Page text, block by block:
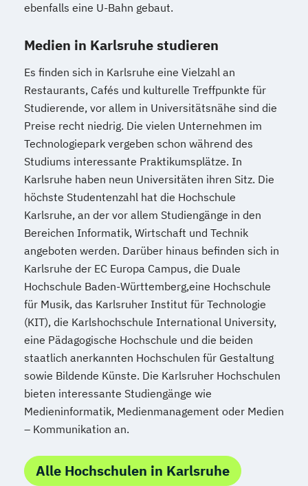
ebenfalls eine U-Bahn gebaut.
Medien in Karlsruhe studieren
Es finden sich in Karlsruhe eine Vielzahl an
Restaurants, Cafés und kulturelle Treffpunkte für
Studierende, vor allem in Universitätsnähe sind die
Preise recht niedrig. Die vielen Unternehmen im
Technologiepark vergeben schon während des
Studiums interessante Praktikumsplätze. In
Karlsruhe haben neun Universitäten ihren Sitz. Die
höchste Studentenzahl hat die Hochschule
Karlsruhe, an der vor allem Studiengänge in den
Bereichen Informatik, Wirtschaft und Technik
angeboten werden. Darüber hinaus befinden sich in
Karlsruhe der EC Europa Campus, die Duale
Hochschule Baden-Württemberg,eine Hochschule
für Musik, das Karlsruher Institut für Technologie
(KIT), die Karlshochschule International University,
eine Pädagogische Hochschule und die beiden
staatlich anerkannten Hochschulen für Gestaltung
sowie Bildende Künste. Die Karlsruher Hochschulen
bieten interessante Studiengänge wie
Medieninformatik, Medienmanagement oder Medien
– Kommunikation an.
Alle Hochschulen in Karlsruhe